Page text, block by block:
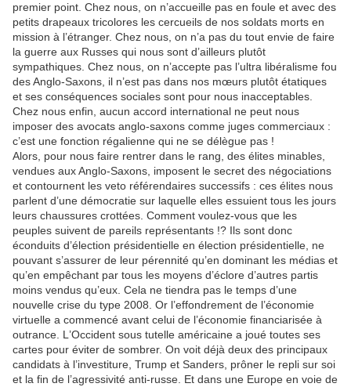
premier point. Chez nous, on n’accueille pas en foule et avec des
petits drapeaux tricolores les cercueils de nos soldats morts en
mission à l’étranger. Chez nous, on n’a pas du tout envie de faire
la guerre aux Russes qui nous sont d’ailleurs plutôt
sympathiques. Chez nous, on n’accepte pas l’ultra libéralisme fou
des Anglo-Saxons, il n’est pas dans nos mœurs plutôt étatiques
et ses conséquences sociales sont pour nous inacceptables.
Chez nous enfin, aucun accord international ne peut nous
imposer des avocats anglo-saxons comme juges commerciaux :
c’est une fonction régalienne qui ne se délègue pas !
Alors, pour nous faire rentrer dans le rang, des élites minables,
vendues aux Anglo-Saxons, imposent le secret des négociations
et contournent les veto référendaires successifs : ces élites nous
parlent d’une démocratie sur laquelle elles essuient tous les jours
leurs chaussures crottées. Comment voulez-vous que les
peuples suivent de pareils représentants !? Ils sont donc
éconduits d’élection présidentielle en élection présidentielle, ne
pouvant s’assurer de leur pérennité qu’en dominant les médias et
qu’en empêchant par tous les moyens d’éclore d’autres partis
moins vendus qu’eux. Cela ne tiendra pas le temps d’une
nouvelle crise du type 2008. Or l’effondrement de l’économie
virtuelle a commencé avant celui de l’économie financiarisée à
outrance. L’Occident sous tutelle américaine a joué toutes ses
cartes pour éviter de sombrer. On voit déjà deux des principaux
candidats à l’investiture, Trump et Sanders, prôner le repli sur soi
et la fin de l’agressivité anti-russe. Et dans une Europe en voie de